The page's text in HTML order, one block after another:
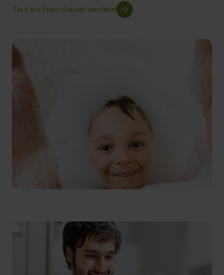
Tout sur l’eau chaude sanitaire